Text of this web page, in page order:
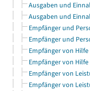
Ausgaben und
Ausgaben und
Empfänger und
Empfänger und
Empfänger von
Empfänger von
Empfänger von
Empfänger von